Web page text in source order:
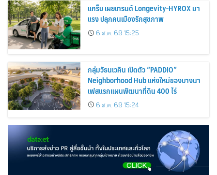
แกร็บ เผยเทรนด์ Longevity-HYROX มา
แรง ปลุกคนเมืองรักสุขภาพ
6 ส.ค. 69 15:25
กลุ่มวัธนเวคิน เปิดตัว “PADDIO”
Neighborhood Hub แห่งใหม่ของบางนา
เฟสแรกแผนพัฒนาที่ดิน 400 ไร่
6 ส.ค. 69 15:24